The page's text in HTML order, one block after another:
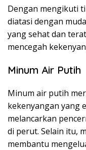
Dengan mengikuti
diatasi dengan
yang sehat dan
mencegah
Minum Air Putih
Minum air putih
kekenyangan yang
melancarkan
di perut. Selain itu,
membantu